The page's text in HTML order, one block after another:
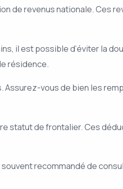
de revenus nationale. Ces
il est possible d’éviter la
résidence.
vous de bien les
statut de frontalier. Ces
recommandé de